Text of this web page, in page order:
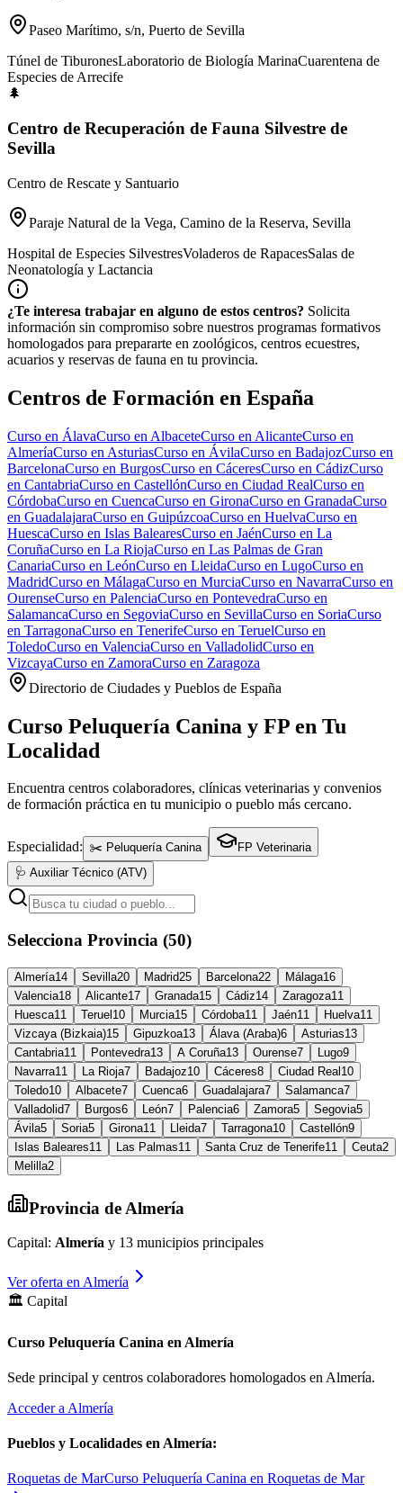
Paseo Marítimo, s/n, Puerto de Sevilla
Túnel de TiburonesLaboratorio de Biología MarinaCuarentena de
Especies de Arrecife
🌲
Centro de Recuperación de Fauna Silvestre de
Sevilla
Centro de Rescate y Santuario
Paraje Natural de la Vega, Camino de la Reserva, Sevilla
Hospital de Especies SilvestresVoladeros de RapacesSalas de
Neonatología y Lactancia
¿Te interesa trabajar en alguno de estos centros? Solicita
información sin compromiso sobre nuestros programas formativos
homologados para prepararte en zoológicos, centros ecuestres,
acuarios y reservas de fauna en tu provincia.
Centros de Formación en España
Curso en ÁlavaCurso en AlbaceteCurso en AlicanteCurso en
AlmeríaCurso en AsturiasCurso en ÁvilaCurso en BadajozCurso en
BarcelonaCurso en BurgosCurso en CáceresCurso en CádizCurso
en CantabriaCurso en CastellónCurso en Ciudad RealCurso en
CórdobaCurso en CuencaCurso en GironaCurso en GranadaCurso
en GuadalajaraCurso en GuipúzcoaCurso en HuelvaCurso en
HuescaCurso en Islas BalearesCurso en JaénCurso en La
CoruñaCurso en La RiojaCurso en Las Palmas de Gran
CanariaCurso en LeónCurso en LleidaCurso en LugoCurso en
MadridCurso en MálagaCurso en MurciaCurso en NavarraCurso en
OurenseCurso en PalenciaCurso en PontevedraCurso en
SalamancaCurso en SegoviaCurso en SevillaCurso en SoriaCurso
en TarragonaCurso en TenerifeCurso en TeruelCurso en
ToledoCurso en ValenciaCurso en ValladolidCurso en
VizcayaCurso en ZamoraCurso en Zaragoza
Directorio de Ciudades y Pueblos de España
Curso Peluquería Canina y FP en Tu
Localidad
Encuentra centros colaboradores, clínicas veterinarias y convenios
de formación práctica en tu municipio o pueblo más cercano.
Especialidad: ✂️ Peluquería Canina
FP Veterinaria
🩺 Auxiliar Técnico (ATV)
Selecciona Provincia (50)
Almería14 Sevilla20 Madrid25 Barcelona22 Málaga16
Valencia18 Alicante17 Granada15 Cádiz14 Zaragoza11
Huesca11 Teruel 10 Murcia15 Córdoba11 Jaén11 Huelva11
Vizcaya (Bizkaia)15 Gipuzkoa13 Álava (Araba)6 Asturias13
Cantabria11 Pontevedra13 A Coruña13 Ourense7 Lugo9
Navarra11 La Rioja7 Badajoz10 Cáceres8 Ciudad Real 10
Toledo10 Albacete7 Cuenca6 Guadalajara7 Salamanca7
Valladolid7 Burgos6 León7 Palencia6 Zamora5 Segovia5
Ávila5 Soria5 Girona11 Lleida7 Tarragona10 Castellón9
Islas Baleares11 Las Palmas11 Santa Cruz de Tenerife11 Ceuta2
Melilla2
Provincia de Almería
Capital: Almería y 13 municipios principales
Ver oferta en Almería
🏛️ Capital
Curso Peluquería Canina en Almería
Sede principal y centros colaboradores homologados en Almería.
Acceder a Almería
Pueblos y Localidades en Almería:
Roquetas de MarCurso Peluquería Canina en Roquetas de Mar